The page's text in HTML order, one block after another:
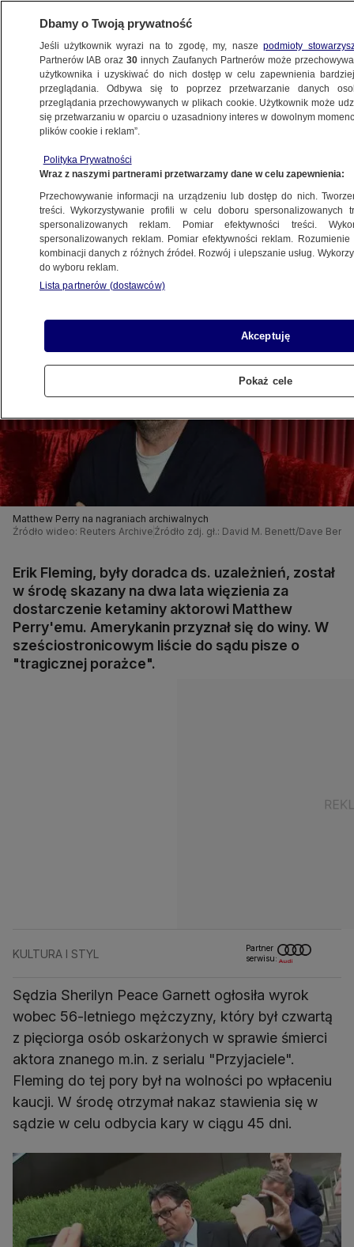
KULTURA I STYL
Perry'ego
Oprac.Maciej Wacławik
14.05.2026, 08:55
Posłuchaj artykułu
Czyta lektor AI
Matthew Perry na nagraniach archiwalnych
Źródło wideo: Reuters Archive Źródło zdj. gł.: David M. Benett/Dave
Erik Fleming, były doradca ds. uzależnień, został
w środę skazany na dwa lata więzienia za
dostarczenie ketaminy aktorowi Matthew
Perry'emu. Amerykanin przyznał się do winy. W
sześciostronicowym liście do sądu pisze o
"tragicznej porażce".
KULTURA I STYL
Partner
serwisu:
Sędzia Sherilyn Peace Garnett ogłosiła wyrok
wobec 56-letniego mężczyzny, który był czwartą
z pięciorga osób oskarżonych w sprawie śmierci
aktora znanego m.in. z serialu "Przyjaciele".
Fleming do tej pory był na wolności po wpłaceniu
kaucji. W środę otrzymał nakaz stawienia się w
sądzie w celu odbycia kary w ciągu 45 dni.
Dbamy o Twoją prywatność
Jeśli użytkownik wyrazi na to zgodę, my, naszepodmioty
Partnerów IAB oraz30 innych Zaufanych Partnerów może
użytkownika i uzyskiwać do nich dostęp w celu zapewnienia
przeglądania. Odbywa się to poprzez przetwarzanie danych
przeglądania przechowywanych w plikach cookie. Użytkownik może
się przetwarzaniu w oparciu o uzasadniony interes w dowolnym
plików cookie i reklam”.
Polityka Prywatności
Wraz z naszymi partnerami przetwarzamy dane w celu zapewnienia:
Przechowywanie informacji na urządzeniu lub dostęp do nich.
treści. Wykorzystywanie profili w celu doboru spersonalizowanych
spersonalizowanych reklam. Pomiar efektywności treści.
spersonalizowanych reklam. Pomiar efektywności reklam.
kombinacji danych z różnych źródeł. Rozwój i ulepszanie usług.
do wyboru reklam.
Lista partnerów (dostawców)
Akceptuję
Pokaż cele